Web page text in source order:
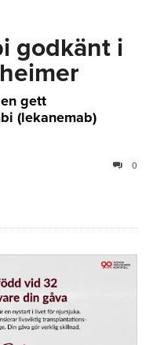
godkänt i
gett
(lekanemab)
0